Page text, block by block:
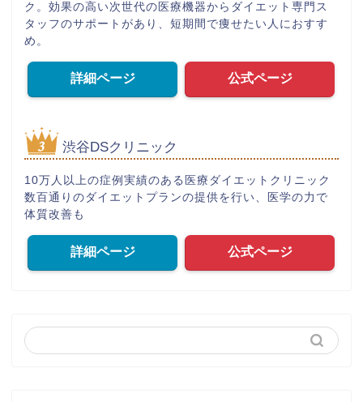
ク。効果の高い次世代の医療機器からダイエット専門ス
タッフのサポートがあり、短期間で痩せたい人におすす
め。
詳細ページ 公式ページ
渋谷DSクリニック
10万人以上の症例実績のある医療ダイエットクリニック
数百通りのダイエットプランの提供を行い、医学の力で
体質改善も
詳細ページ 公式ページ